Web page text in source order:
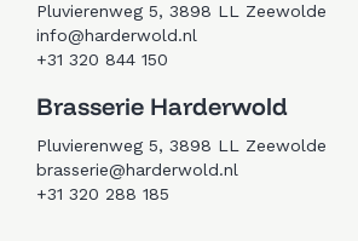
Pluvierenweg 5, 3898 LL Zeewolde
info@harderwold.nl
+31 320 844 150
Brasserie Harderwold
Pluvierenweg 5, 3898 LL Zeewolde
brasserie@harderwold.nl
+31 320 288 185